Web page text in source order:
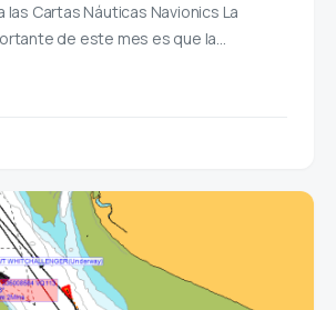
las Cartas Náuticas Navionics La
de este mes es que la…